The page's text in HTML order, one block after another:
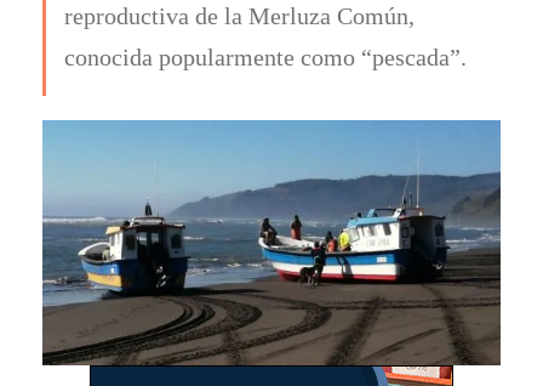
reproductiva de la Merluza Común,
conocida popularmente como “pescada”.